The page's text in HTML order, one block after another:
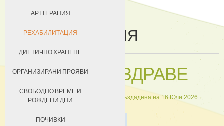
ДОБРОВОЛЦИ
ЗА КЮСТЕНДИЛ
НАСТАНЯВАНЕ
УСЛОВИЯ ЗА ПРЕБИВАВАНЕ
ТАКСИ ЗА ПРЕБИВАВАНЕ
АРТТЕРАПИЯ
РЕХАБИЛИТАЦИЯ
ДИЕТИЧНО ХРАНЕНЕ
ОРГАНИЗИРАНИ ПРОЯВИ
СВОБОДНО ВРЕМЕ И
РОЖДЕНИ ДНИ
ПОЧИВКИ
РЕХАБИЛИТАЦИЯ
ДВИЖЕНИЕ И ЗДРАВЕ
in Рехабилитация и физиотерапия Създадена на 16 Юли 2026